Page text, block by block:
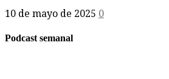
10 de mayo de 2025 0
Podcast semanal